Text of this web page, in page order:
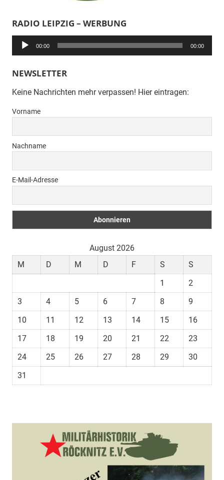
RADIO LEIPZIG – WERBUNG
Audio-
Player
00:00 00:00
NEWSLETTER
Keine Nachrichten mehr verpassen! Hier eintragen:
Vorname
Nachname
E-Mail-Adresse
August 2026
M
D M D F S
S
1
2
3
4 5 6 7 8
9
10
11 12 13 14 15
16
17
18 19 20 21 22
23
24
25 26 27 28 29
30
31